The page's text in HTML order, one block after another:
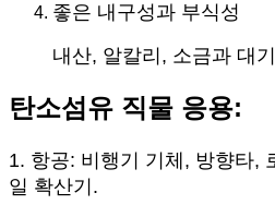
좋은 내구성과 부식성
내산, 알칼리, 소금과 대
탄소섬유 직물 응용:
1. 항공: 비행기 기체, 방향타,
일 확산기.